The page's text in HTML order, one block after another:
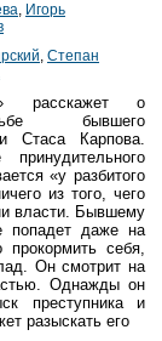
, Игорь
, Степан
расскажет о
бывшего
Стаса Карпова.
«у разбитого
из того, чего
власти. Бывшему
попадет даже на
себя,
Он смотрит на
Однажды он
преступника и
разыскать его